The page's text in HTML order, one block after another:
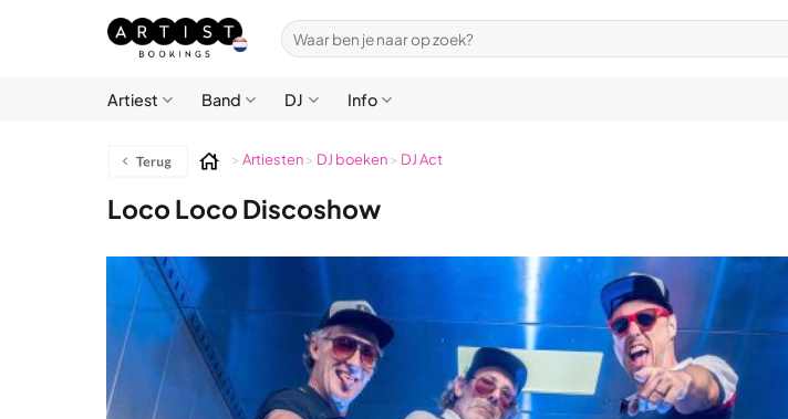
Zoeken
naar:
Artiest Band DJ Info
> Artiesten> DJ boeken> DJ Act
Loco Loco Discoshow